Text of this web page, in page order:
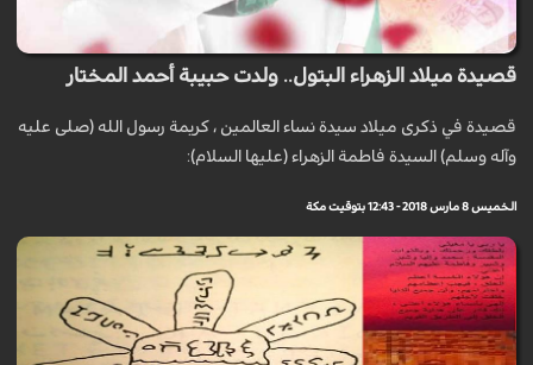
قصيدة ميلاد الزهراء البتول.. ولدت حبيبة أحمد المختار
قصيدة في ذكرى ميلاد سيدة نساء العالمين ، كريمة رسول الله (صلى عليه
وآله وسلم) السيدة فاطمة الزهراء (عليها السلام):
الخميس 8 مارس 2018 - 12:43 بتوقيت مكة